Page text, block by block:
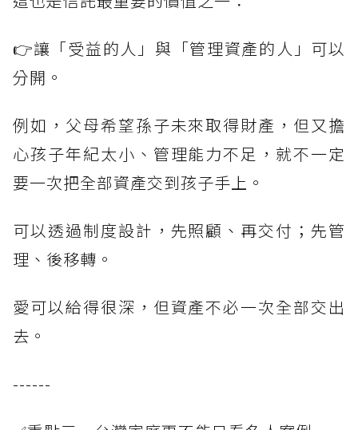
👉讓「受益的人」與「管理資產的人」可以
分開。
例如，父母希望孫子未來取得財產，但又擔
心孩子年紀太小、管理能力不足，就不一定
要一次把全部資產交到孩子手上。
可以透過制度設計，先照顧、再交付；先管
理、後移轉。
愛可以給得很深，但資產不必一次全部交出
去。
------